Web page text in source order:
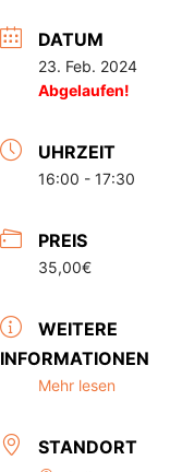
DATUM
23. Feb. 2024
Abgelaufen!
UHRZEIT
16:00 - 17:30
PREIS
35,00€
WEITERE
INFORMATIONEN
Mehr lesen
STANDORT